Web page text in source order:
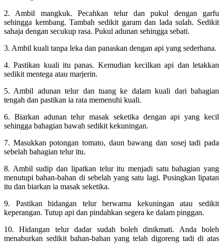
2. Ambil mangkuk. Pecahkan telur dan pukul dengan garfu
sehingga kembang. Tambah sedikit garam dan lada sulah. Sedikit
sahaja dengan secukup rasa. Pukul adunan sehingga sebati.
3. Ambil kuali tanpa leka dan panaskan dengan api yang sederhana.
4. Pastikan kuali itu panas. Kemudian kecilkan api dan letakkan
sedikit mentega atau marjerin.
5. Ambil adunan telur dan tuang ke dalam kuali dari bahagian
tengah dan pastikan ia rata memenuhi kuali.
6. Biarkan adunan telur masak seketika dengan api yang kecil
sehingga bahagian bawah sedikit kekuningan.
7. Masukkan potongan tomato, daun bawang dan sosej tadi pada
sebelah bahagian telur itu.
8. Ambil sudip dan lipatkan telur itu menjadi satu bahagian yang
menutupi bahan-bahan di sebelah yang satu lagi. Pusingkan lipatan
itu dan biarkan ia masak seketika.
9. Pastikan hidangan telur berwarna kekuningan atau sedikit
keperangan. Tutup api dan pindahkan segera ke dalam pinggan.
10. Hidangan telur dadar sudah boleh dinikmati. Anda boleh
menaburkan sedikit bahan-bahan yang telah digoreng tadi di atas